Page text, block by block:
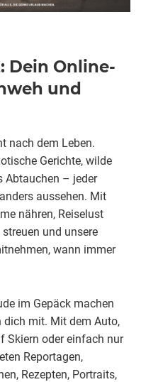
Dein Online-
und
nach dem Leben.
Gerichte, wilde
Abtauchen – jeder
aussehen. Mit
nähren, Reiselust
und unsere
wann immer
im Gepäck machen
dich mit. Mit dem Auto,
Skiern oder einfach nur
Reportagen,
Rezepten, Portraits,